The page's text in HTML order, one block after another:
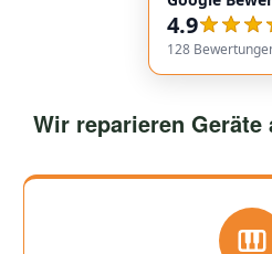
Highly
4.9
128
Wir reparieren Geräte